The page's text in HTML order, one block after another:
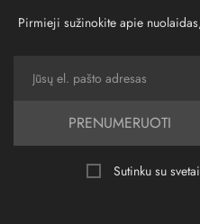
Pirmieji sužinokite apie
PRENUMERUOTI
Sutinku su